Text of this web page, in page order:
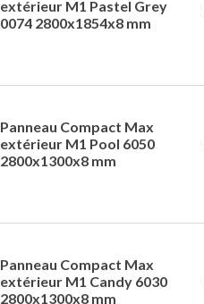
extérieur M1 Pastel Grey
0074 2800x1854x8 mm
Panneau Compact Max
extérieur M1 Pool 6050
2800x1300x8 mm
Panneau Compact Max
extérieur M1 Candy 6030
2800x1300x8 mm